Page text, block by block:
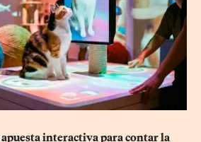
apuesta interactiva para contar la